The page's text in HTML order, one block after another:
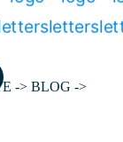
->BLOG ->